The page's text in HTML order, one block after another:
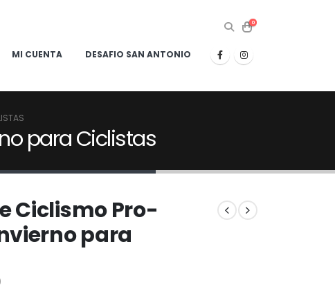
0
MI CUENTA DESAFIO SAN ANTONIO
para Ciclistas
Ciclismo Pro-
para